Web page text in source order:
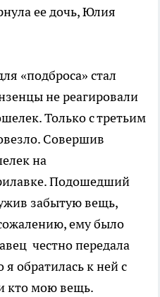
ее дочь, Юлия
«подброса» стал
не реагировали
Только с третьим
Совершив
на
Подошедший
забытую вещь,
ему было
честно передала
обратилась к ней с
кто мою вещь.